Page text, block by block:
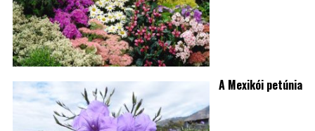
A Mexikói petúnia